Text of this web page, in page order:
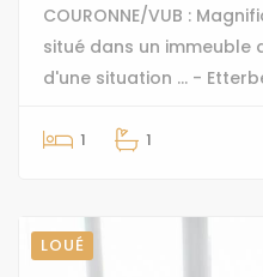
COURONNE/VUB :
situé dans un immeuble
d'une situation ... -
1 1
LOUÉ